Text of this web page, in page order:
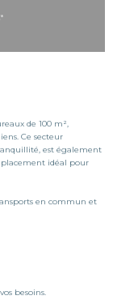
de 100 m²,
Ce secteur
est également
idéal pour
en commun et
besoins.